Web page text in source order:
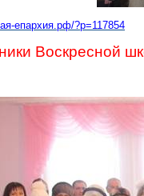
епархия.рф/?p=117854
Воскресной